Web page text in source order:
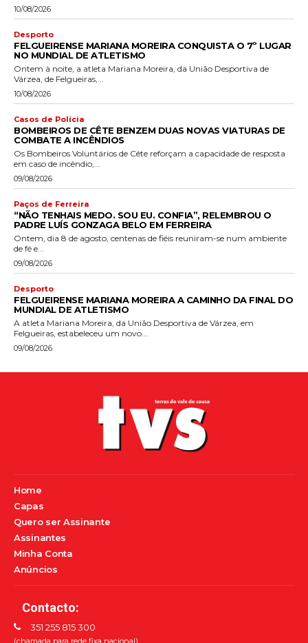
10/08/2026
Desporto
FELGUEIRENSE MARIANA MOREIRA CONQUISTA O 7º LUGAR
NO MUNDIAL DE ATLETISMO
Ontem à noite, a atleta Mariana Moreira, da União Desportiva de
Várzea, de Felgueiras,...
10/08/2026
Casos de Polícia
BOMBEIROS DE CÊTE BENZEM DUAS NOVAS VIATURAS DE
COMBATE A INCÊNDIOS
Os Bombeiros Voluntários de Cête reforçam a capacidade de resposta
em caso de incêndio,...
09/08/2026
Paços de Ferreira
“NÃO TENHAIS MEDO. SOU EU. CONFIA”, RELEMBROU O
PADRE LUÍS GONZAGA BELO EM FERREIRA
Ontem, dia 8 de agosto, centenas de fiéis reuniram-se num ambiente
de fé e...
09/08/2026
Desporto
FELGUEIRENSE MARIANA MOREIRA A CAMINHO DA FINAL DO
MUNDIAL DE ATLETISMO
A atleta Mariana Moreira, da União Desportiva de Várzea, em
Felgueiras, estabeleceu um novo...
09/08/2026
Home
Capas
Quero ser Assinante
Assinantes
Minha Conta
Anúncios
Contacto:
351 255 815 300
(chamada para rede fixa nacional)